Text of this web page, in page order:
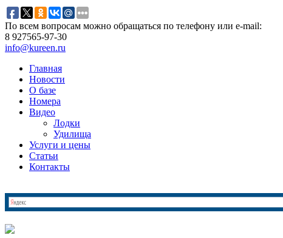
По всем вопросам можно обращаться по телефону или e-mail:
8 927565-97-30
info@kureen.ru
Главная
Новости
О базе
Номера
Видео
Лодки
Удилища
Услуги и цены
Статьи
Контакты